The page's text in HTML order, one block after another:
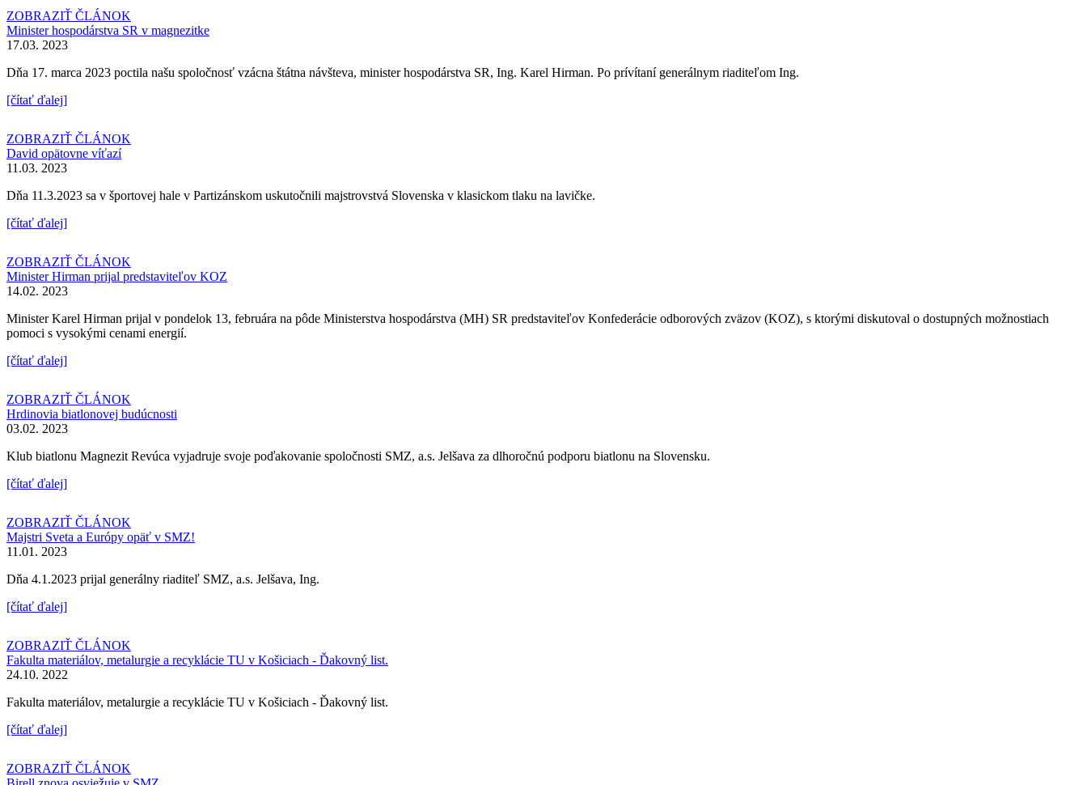
ZOBRAZIŤ ČLÁNOK
Minister hospodárstva SR v magnezitke
17.03. 2023
Dňa 17. marca 2023 poctila našu spoločnosť vzácna štátna návšteva, minister hospodárstva SR, Ing. Karel Hirman. Po prívítaní generálnym riaditeľom Ing.
[čítať ďalej]
ZOBRAZIŤ ČLÁNOK
David opätovne víťazí
11.03. 2023
Dňa 11.3.2023 sa v športovej hale v Partizánskom uskutočnili majstrovstvá Slovenska v klasickom tlaku na lavičke.
[čítať ďalej]
ZOBRAZIŤ ČLÁNOK
Minister Hirman prijal predstaviteľov KOZ
14.02. 2023
Minister Karel Hirman prijal v pondelok 13, februára na pôde Ministerstva hospodárstva (MH) SR predstaviteľov Konfederácie odborových zväzov (KOZ), s ktorými diskutoval o dostupných možnostiach
pomoci s vysokými cenami energií.
[čítať ďalej]
ZOBRAZIŤ ČLÁNOK
Hrdinovia biatlonovej budúcnosti
03.02. 2023
Klub biatlonu Magnezit Revúca vyjadruje svoje poďakovanie spoločnosti SMZ, a.s. Jelšava za dlhoročnú podporu biatlonu na Slovensku.
[čítať ďalej]
ZOBRAZIŤ ČLÁNOK
Majstri Sveta a Európy opäť v SMZ!
11.01. 2023
Dňa 4.1.2023 prijal generálny riaditeľ SMZ, a.s. Jelšava, Ing.
[čítať ďalej]
ZOBRAZIŤ ČLÁNOK
Fakulta materiálov, metalurgie a recyklácie TU v Košiciach - Ďakovný list.
24.10. 2022
Fakulta materiálov, metalurgie a recyklácie TU v Košiciach - Ďakovný list.
[čítať ďalej]
ZOBRAZIŤ ČLÁNOK